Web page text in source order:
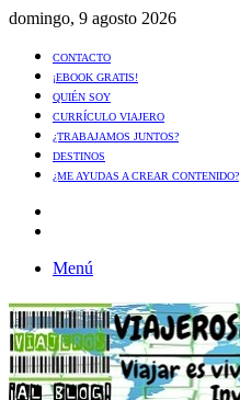
domingo, 9 agosto 2026
CONTACTO
¡EBOOK GRATIS!
QUIÉN SOY
CURRÍCULO VIAJERO
¿TRABAJAMOS JUNTOS?
DESTINOS
¿ME AYUDAS A CREAR CONTENIDO?
Menú